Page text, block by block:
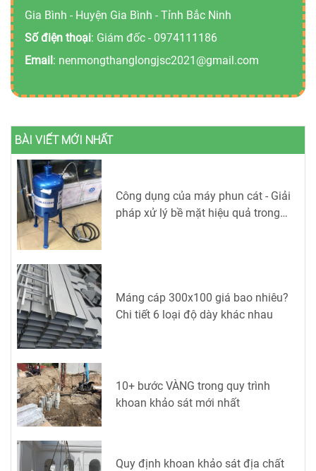
Gia Bình - Huyện Gia Bình - Tỉnh Bắc Ninh
Số điện thoại: Giám đốc - 0974111186
Email: nenmongthanglongjsc2021@gmail.com
BÀI VIẾT MỚI NHẤT
Công dụng của máy phun cát - Giải
pháp xử lý bề mặt hiệu quả trong
Máng cáp 300x100 giá bao nhiêu?
Chi tiết 6 loại độ dày khác nhau
10+ bước VÀNG trong quy trình
khoan khảo sát mới nhất
Quy định khoan khảo sát địa chất